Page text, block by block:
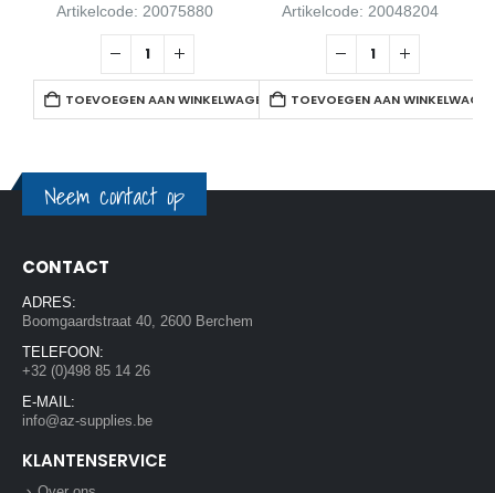
Artikelcode: 20075880
TOEVOEGEN AAN WINKELWAGEN
Artikelcode: 20048204
TOEVOEGEN AAN
Neem contact op
CONTACT
ADRES:
Boomgaardstraat 40, 2600 Berchem
TELEFOON:
+32 (0)498 85 14 26
E-MAIL:
info@az-supplies.be
KLANTENSERVICE